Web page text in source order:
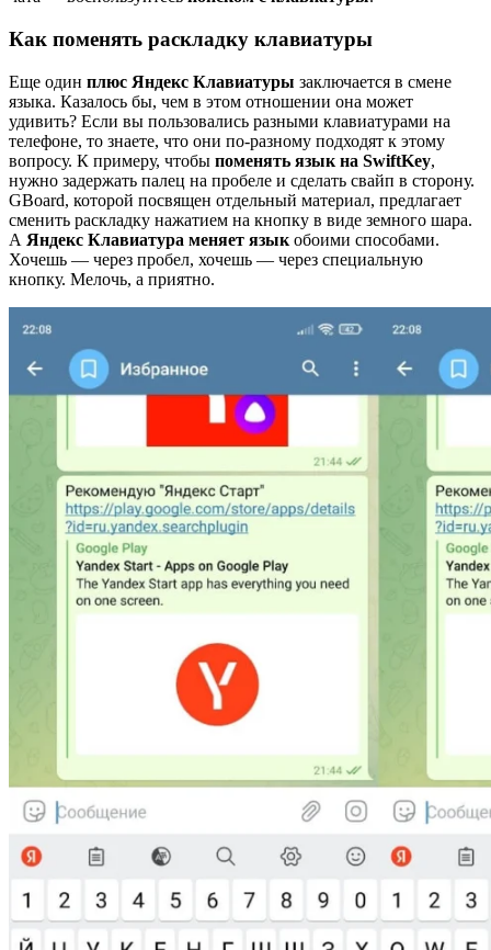
Как поменять раскладку клавиатуры
Еще один плюс Яндекс Клавиатуры заключается в смене
языка. Казалось бы, чем в этом отношении она может
удивить? Если вы пользовались разными клавиатурами на
телефоне, то знаете, что они по-разному подходят к этому
вопросу. К примеру, чтобы поменять язык на SwiftKey,
нужно задержать палец на пробеле и сделать свайп в сторону.
GBoard, которой посвящен отдельный материал, предлагает
сменить раскладку нажатием на кнопку в виде земного шара.
А Яндекс Клавиатура меняет язык обоими способами.
Хочешь — через пробел, хочешь — через специальную
кнопку. Мелочь, а приятно.